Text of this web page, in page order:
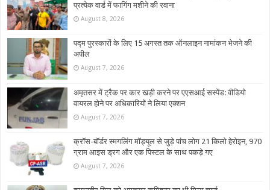
प्रत्येक वार्ड में फागिंग मशीने की रवाना
August 8, 2026
पद्म पुरस्कारों के लिए 15 अगस्त तक ऑनलाइन नामांकन भेजने की
अपील
August 7, 2026
अमृतसर में ट्रैक पर कार खड़ी करने पर एएसआई सस्पेंड: वीडियो
वायरल होने पर अधिकारियों ने लिया एक्शन
August 7, 2026
क्रॉस-बॉर्डर स्मगलिंग मॉड्यूल से जुड़े पांच लोग 21 किलो हेरोइन, 970
ग्राम आइस ड्रग और एक पिस्टल के साथ पकड़े गए
August 7, 2026